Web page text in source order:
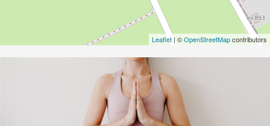
Leaflet | ©OpenStreetMapcontributors